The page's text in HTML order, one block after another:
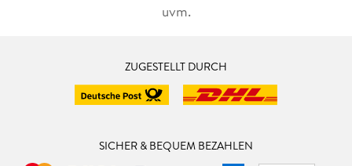
uvm.
ZUGESTELLT DURCH
SICHER & BEQUEM BEZAHLEN